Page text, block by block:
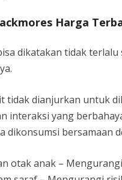
Harga
dikatakan tidak
tidak dianjurkan untuk
interaksi yang
dikonsumsi bersamaan
otak anak –